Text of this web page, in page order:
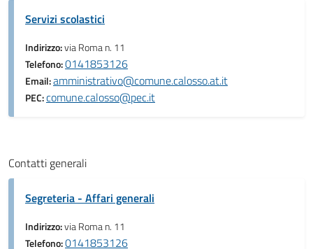
Servizi scolastici
Indirizzo:via Roma n. 11
Telefono:0141853126
Email:amministrativo@comune.calosso.at.it
PEC:comune.calosso@pec.it
Contatti generali
Segreteria - Affari generali
Indirizzo:via Roma n. 11
Telefono:0141853126